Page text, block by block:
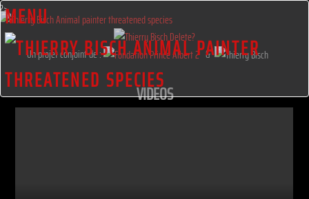
?>MENU
Un projet conjoint de : &
VIDEOS